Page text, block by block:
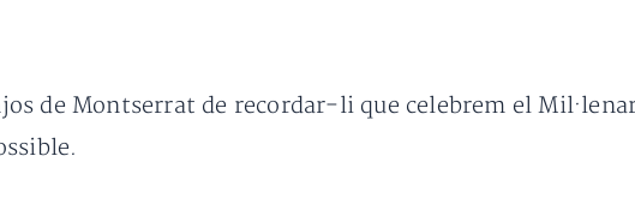
de Montserrat de recordar-li que celebrem el